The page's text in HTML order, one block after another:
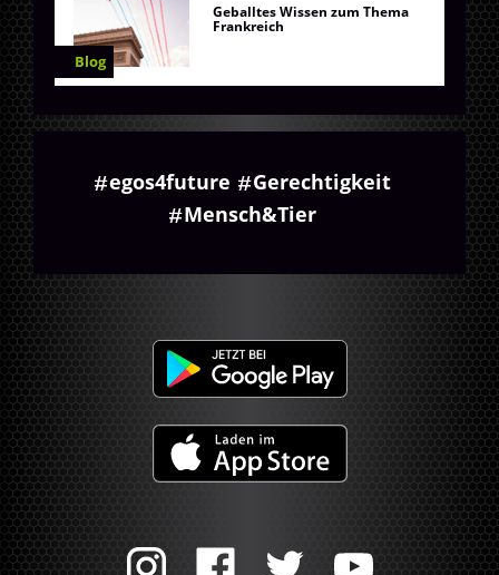
Blog
Geballtes Wissen zum Thema
Frankreich
egos4future
Gerechtigkeit
Mensch&Tier